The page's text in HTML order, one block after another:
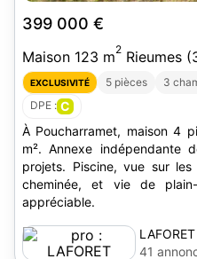
399 000 €
Maison 123 m2 Rieumes
EXCLUSIVITÉ 5 pièces 3
DPE : C
À Poucharramet, maison 4
m². Annexe indépendante
projets. Piscine, vue sur
cheminée, et vie de
appréciable.
LAFORET
41